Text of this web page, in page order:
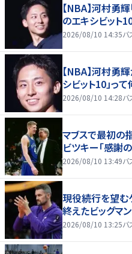
【NBA】河村勇
のエキシビット
2026/08/10 14:35バ
【NBA】河村勇
シビット10」って
2026/08/10 14:28バ
マブスで最初の
ビツキー「感謝
2026/08/10 13:49バ
現役続行を望む
終えたビッグマ
2026/08/10 13:25バ